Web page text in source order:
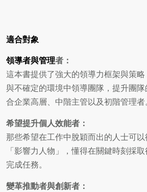
適合對象
領導者與管理者：
這本書提供了強大的領導力框架與策
與不確定的環境中領導團隊，提升團
合企業高層、中階主管以及初階管理者
希望提升個人效能者：
那些希望在工作中脫穎而出的人士可
「影響力人物」，懂得在關鍵時刻採
完成任務。
變革推動者與創新者：